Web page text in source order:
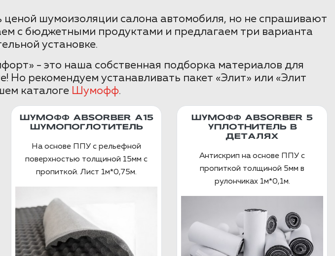
шумоизоляции салона автомобиля, но не спрашивают
с бюджетными продуктами и предлагаем три варианта
установке.
- это наша собственная подборка материалов для
Но рекомендуем устанавливать пакет «Элит» или «Элит
каталоге Шумофф.
ШУМОФФ ABSORBER А15
ШУМОПОГЛОТИТЕЛЬ
На основе ППУ с рельефной
поверхностью толщиной 15мм с
пропиткой. Лист 1м*0,75м.
ШУМОФФ ABSORBER 5
УПЛОТНИТЕЛЬ В
ДЕТАЛЯХ
Антискрип на основе ППУ с
пропиткой толщиной 5мм в
рулончиках 1м*0,1м.